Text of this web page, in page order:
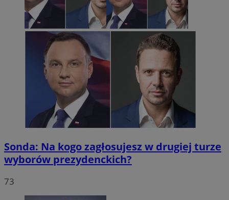
Sonda: Na kogo zagłosujesz w drugiej turze
wyborów prezydenckich?
73